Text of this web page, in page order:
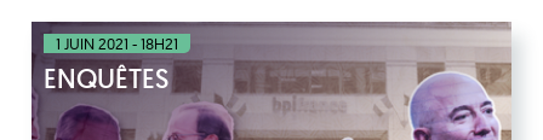
1 JUIN 2021 - 18H21
ENQUÊTES